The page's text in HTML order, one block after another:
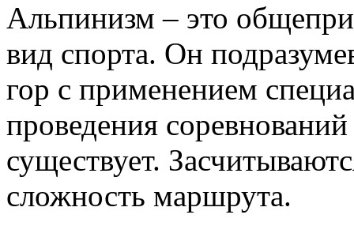
Альпинизм – это
вид спорта. Он
гор с применением
проведения
существует.
сложность маршрута.